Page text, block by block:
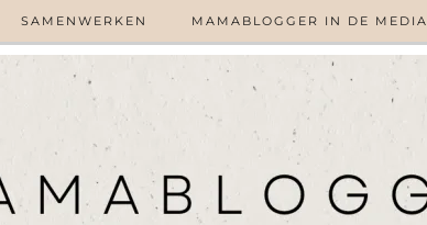
SAMENWERKEN MAMABLOGGER IN DE MEDIA